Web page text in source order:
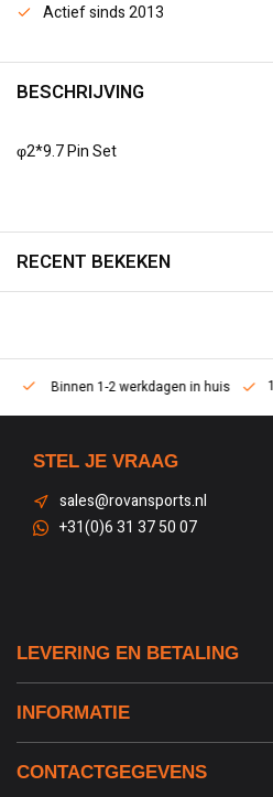
Actief sinds 2013
BESCHRIJVING
φ2*9.7 Pin Set
RECENT BEKEKEN
Binnen 1-2 werkdagen in huis 1:5
STEL JE VRAAG
sales@rovansports.nl
+31(0)6 31 37 50 07
LEVERING EN BETALING
INFORMATIE
CONTACTGEGEVENS